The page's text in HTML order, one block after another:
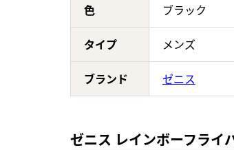
色 ブラック
タイプ メンズ
ブランド ゼニス
ゼニス レインボーフラ